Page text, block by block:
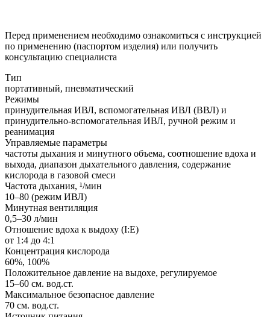
Перед применением необходимо ознакомиться с инструкцией
по применению (паспортом изделия) или получить
консультацию специалиста
Тип
портативный, пневматический
Режимы
принудительная ИВЛ, вспомогательная ИВЛ (ВВЛ) и
принудительно-вспомогательная ИВЛ, ручной режим и
реанимация
Управляемые параметры
частоты дыхания и минутного объема, соотношение вдоха и
выхода, диапазон дыхательного давления, содержание
кислорода в газовой смеси
Частота дыхания, ¹/мин
10–80 (режим ИВЛ)
Минутная вентиляция
0,5–30 л/мин
Отношение вдоха к выдоху (I:E)
от 1:4 до 4:1
Концентрация кислорода
60%, 100%
Положительное давление на выдохе, регулируемое
15–60 см. вод.ст.
Максимальное безопасное давление
70 см. вод.ст.